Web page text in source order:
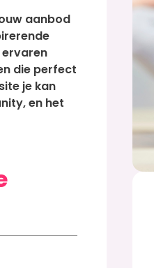
aanbod
ervaren
die perfect
je kan
en het